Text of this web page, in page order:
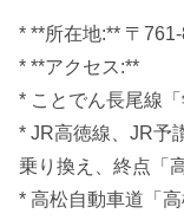
* **所在地:** 〒
* **アクセス:**
* ことでん長尾線
* JR高徳線、JR予
乗り換え、終点「
* 高松自動車道「